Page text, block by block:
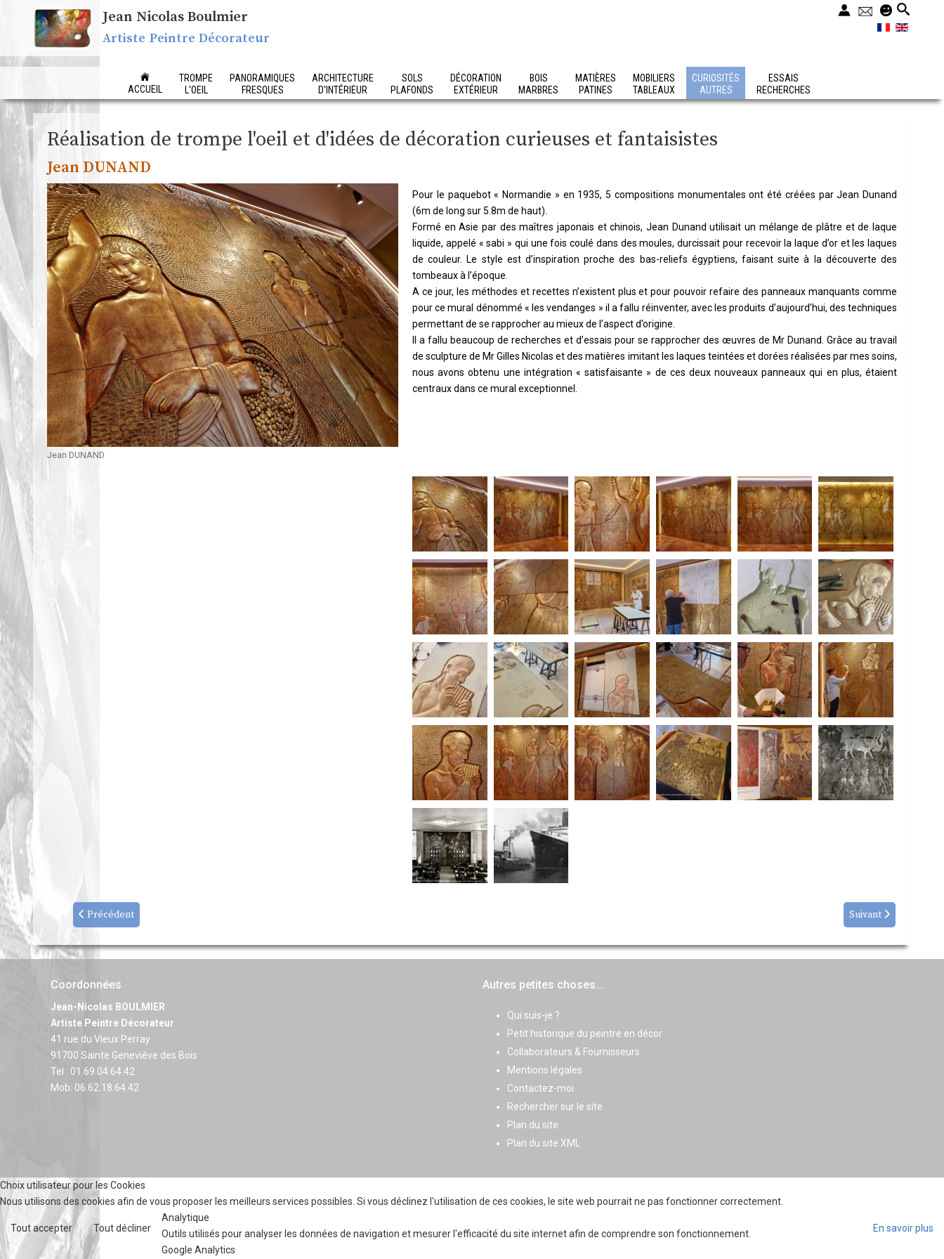
Jean Nicolas Boulmier
Artiste Peintre Décorateur
ACCUEIL
TROMPE
L'OEIL
PANORAMIQUES
FRESQUES
ARCHITECTURE
D'INTÉRIEUR
SOLS
PLAFONDS
DÉCORATION
EXTÉRIEUR
BOIS
MARBRES
MATIÈRES
PATINES
MOBILIERS
TABLEAUX
CURIOSITÉS
AUTRES
ESSAIS
RECHERCHES
Réalisation de trompe l'oeil et d'idées de décoration curieuses et fantaisistes
Jean DUNAND
Jean DUNAND
Pour le paquebot « Normandie » en 1935, 5 compositions monumentales ont été créées par Jean Dunand
(6m de long sur 5.8m de haut).
Formé en Asie par des maîtres japonais et chinois, Jean Dunand utilisait un mélange de plâtre et de laque
liquide, appelé « sabi » qui une fois coulé dans des moules, durcissait pour recevoir la laque d’or et les laques
de couleur. Le style est d’inspiration proche des bas-reliefs égyptiens, faisant suite à la découverte des
tombeaux à l’époque.
A ce jour, les méthodes et recettes n’existent plus et pour pouvoir refaire des panneaux manquants comme
pour ce mural dénommé « les vendanges » il a fallu réinventer, avec les produits d’aujourd’hui, des techniques
permettant de se rapprocher au mieux de l’aspect d’origine.
Il a fallu beaucoup de recherches et d’essais pour se rapprocher des œuvres de Mr Dunand. Grâce au travail
de sculpture de Mr Gilles Nicolas et des matières imitant les laques teintées et dorées réalisées par mes soins,
nous avons obtenu une intégration « satisfaisante » de ces deux nouveaux panneaux qui en plus, étaient
centraux dans ce mural exceptionnel.
Précédent Suivant
Coordonnées
Jean-Nicolas BOULMIER
Artiste Peintre Décorateur
41 rue du Vieux Perray
91700 Sainte Geneviève des Bois
Tel : 01.69.04.64.42
Mob: 06.62.18.64.42
Autres petites choses...
Qui suis-je ?
Petit historique du peintre en décor
Collaborateurs & Fournisseurs
Mentions légales
Contactez-moi
Rechercher sur le site
Plan du site
Plan du site XML
Choix utilisateur pour les Cookies
Nous utilisons des cookies afin de vous proposer les meilleurs services possibles. Si vous déclinez l'utilisation de ces cookies, le site web pourrait ne pas fonctionner correctement.
Tout accepter Tout décliner En savoir plus
Analytique
Outils utilisés pour analyser les données de navigation et mesurer l'efficacité du site internet afin de comprendre son fonctionnement.
Google Analytics